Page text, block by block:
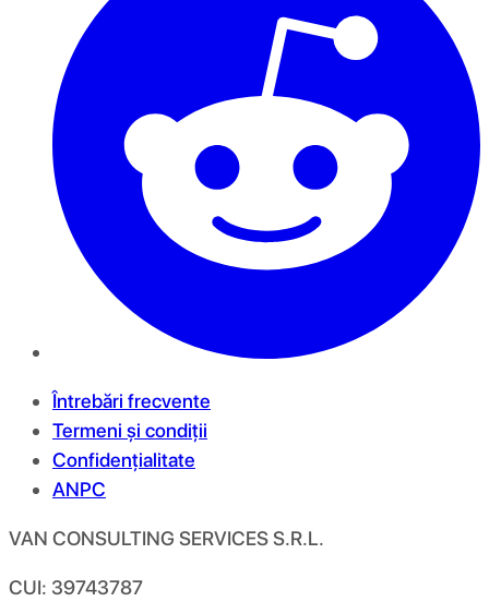
Întrebări frecvente
Termeni și condiții
Confidențialitate
ANPC
VAN CONSULTING SERVICES S.R.L.
CUI: 39743787